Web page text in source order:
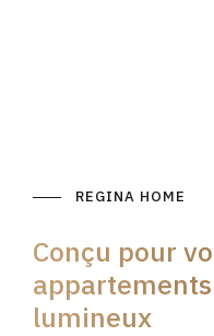
REGINA HOME
Conçu pour
lumineux